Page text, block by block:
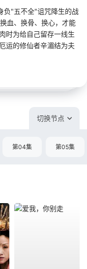
负"五不全"诅咒降生的战
血、换骨、换心，才能
时为给自己留存一线生
运的修仙者辛湄结为夫
切换节点
第04集 第05集